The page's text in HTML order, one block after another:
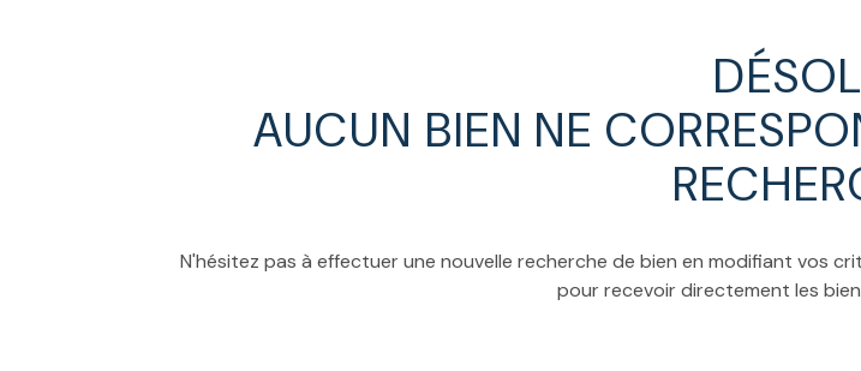
AUCUN BIEN NE
N'hésitez pas à effectuer une nouvelle recherche de bien en modifiant vos
pour recevoir directement les